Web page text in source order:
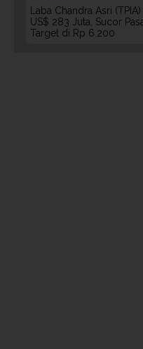
Laba Chandra Asri
US$ 283 Juta, Sucor
Target di Rp 6.200